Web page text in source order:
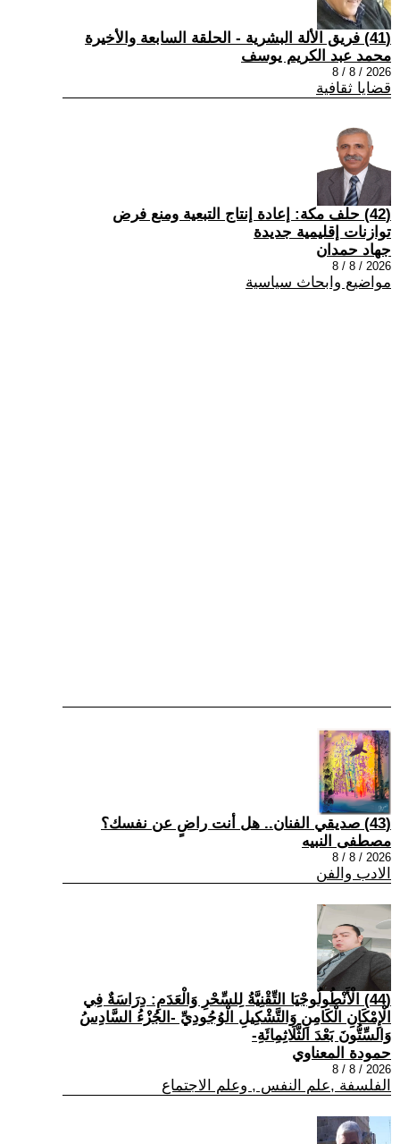
(41) فريق الألة البشرية - الحلقة السابعة والأخيرة
محمد عبد الكريم يوسف
2026 / 8 / 8
قضايا ثقافية
(42) حلف مكة: إعادة إنتاج التبعية ومنع فرض
توازنات إقليمية جديدة
جهاد حمدان
2026 / 8 / 8
مواضيع وابحاث سياسية
(43) صديقي الفنان.. هل أنت راضٍ عن نفسك؟
مصطفى النبيه
2026 / 8 / 8
الادب والفن
(44) الْأَنْطُولُوجْيَا التِّقْنِيَّةُ لِلسِّحْرِ وَالْعَدَمِ: دِرَاسَةٌ فِي
الْإِمْكَانِ الْكَامِنِ وَالتَّشْكِيلِ الْوُجُودِيِّ -الجُزْءُ السَّادِسُ
وَالسِّتُّونَ بَعْدَ الثَّلَاثِمِائَةِ-
حمودة المعناوي
2026 / 8 / 8
الفلسفة ,علم النفس , وعلم الاجتماع